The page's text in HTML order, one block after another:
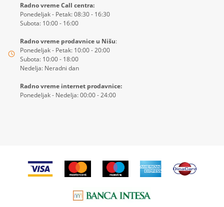
Radno vreme Call centra:
Ponedeljak - Petak: 08:30 - 16:30
Subota: 10:00 - 16:00
Radno vreme prodavnice u Nišu:
Ponedeljak - Petak: 10:00 - 20:00
Subota: 10:00 - 18:00
Nedelja: Neradni dan
Radno vreme internet prodavnice:
Ponedeljak - Nedelja: 00:00 - 24:00